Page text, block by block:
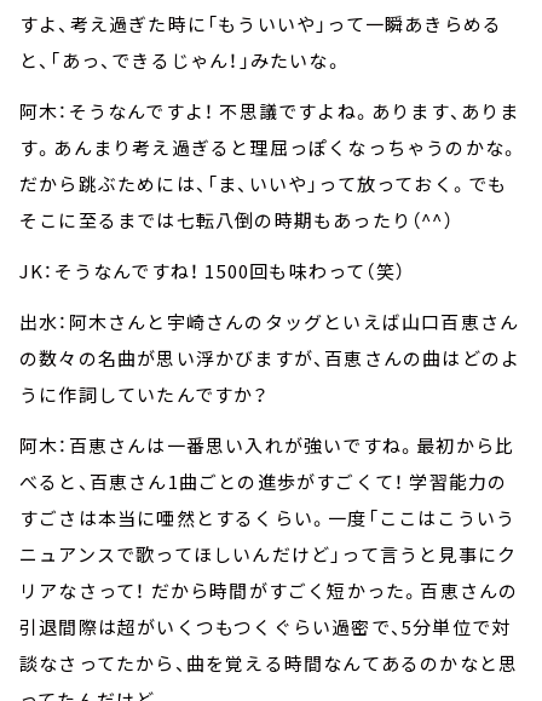
すよ、考え過ぎた時に「もういいや」って一瞬あきらめる
と、「あっ、できるじゃん！」みたいな。
阿木：そうなんですよ！ 不思議ですよね。あります、ありま
す。あんまり考え過ぎると理屈っぽくなっちゃうのかな。
だから跳ぶためには、「ま、いいや」って放っておく。でも
そこに至るまでは七転八倒の時期もあったり（^^）
JK：そうなんですね！ 1500回も味わって（笑）
出水：阿木さんと宇崎さんのタッグといえば山口百恵さん
の数々の名曲が思い浮かびますが、百恵さんの曲はどのよ
うに作詞していたんですか？
阿木：百恵さんは一番思い入れが強いですね。最初から比
べると、百恵さん1曲ごとの進歩がすごくて！ 学習能力の
すごさは本当に唖然とするくらい。一度「ここはこういう
ニュアンスで歌ってほしいんだけど」って言うと見事にク
リアなさって！ だから時間がすごく短かった。百恵さんの
引退間際は超がいくつもつくぐらい過密で、5分単位で対
談なさってたから、曲を覚える時間なんてあるのかなと思